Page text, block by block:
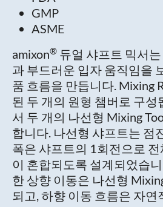
GMP
ASME
amixon® 듀얼 샤프트 믹서
과 부드러운 입자 움직임을
품 흐름을 만듭니다. Mixing
된 두 개의 원형 챔버로 구성
서 두 개의 나선형 Mixing
합니다. 나선형 샤프트는 점
폭은 샤프트의 1회전으로
이 혼합되도록 설계되었습
한 상향 이동은 나선형
되고, 하향 이동 흐름은 자연